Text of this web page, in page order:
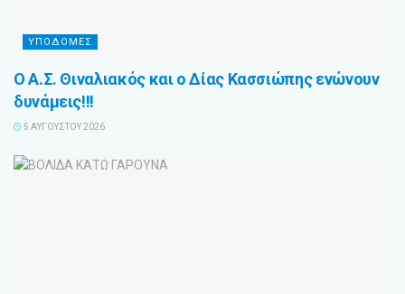
ΥΠΟΔΟΜΕΣ
Ο Α.Σ. Θιναλιακός και ο Δίας Κασσιώπης ενώνουν
δυνάμεις!!!
5 ΑΥΓΟΎΣΤΟΥ 2026